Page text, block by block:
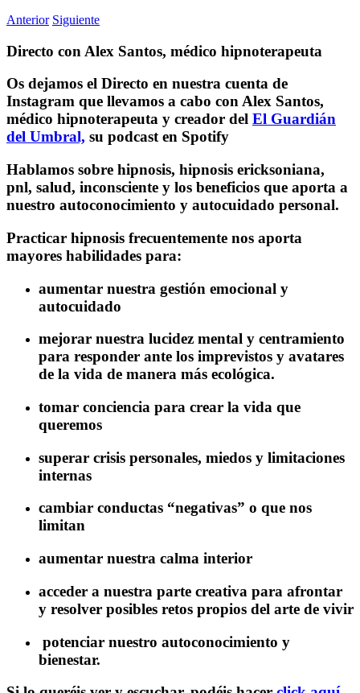
Anterior Siguiente
Directo con Alex Santos, médico hipnoterapeuta
Os dejamos el Directo en nuestra cuenta de
Instagram que llevamos a cabo con Alex Santos,
médico hipnoterapeuta y creador del El Guardián
del Umbral, su podcast en Spotify
Hablamos sobre hipnosis, hipnosis ericksoniana,
pnl, salud, inconsciente y los beneficios que aporta a
nuestro autoconocimiento y autocuidado personal.
Practicar hipnosis frecuentemente nos aporta
mayores habilidades para:
aumentar nuestra gestión emocional y
autocuidado
mejorar nuestra lucidez mental y centramiento
para responder ante los imprevistos y avatares
de la vida de manera más ecológica.
tomar conciencia para crear la vida que
queremos
superar crisis personales, miedos y limitaciones
internas
cambiar conductas “negativas” o que nos
limitan
aumentar nuestra calma interior
acceder a nuestra parte creativa para afrontar
y resolver posibles retos propios del arte de vivir
potenciar nuestro autoconocimiento y
bienestar.